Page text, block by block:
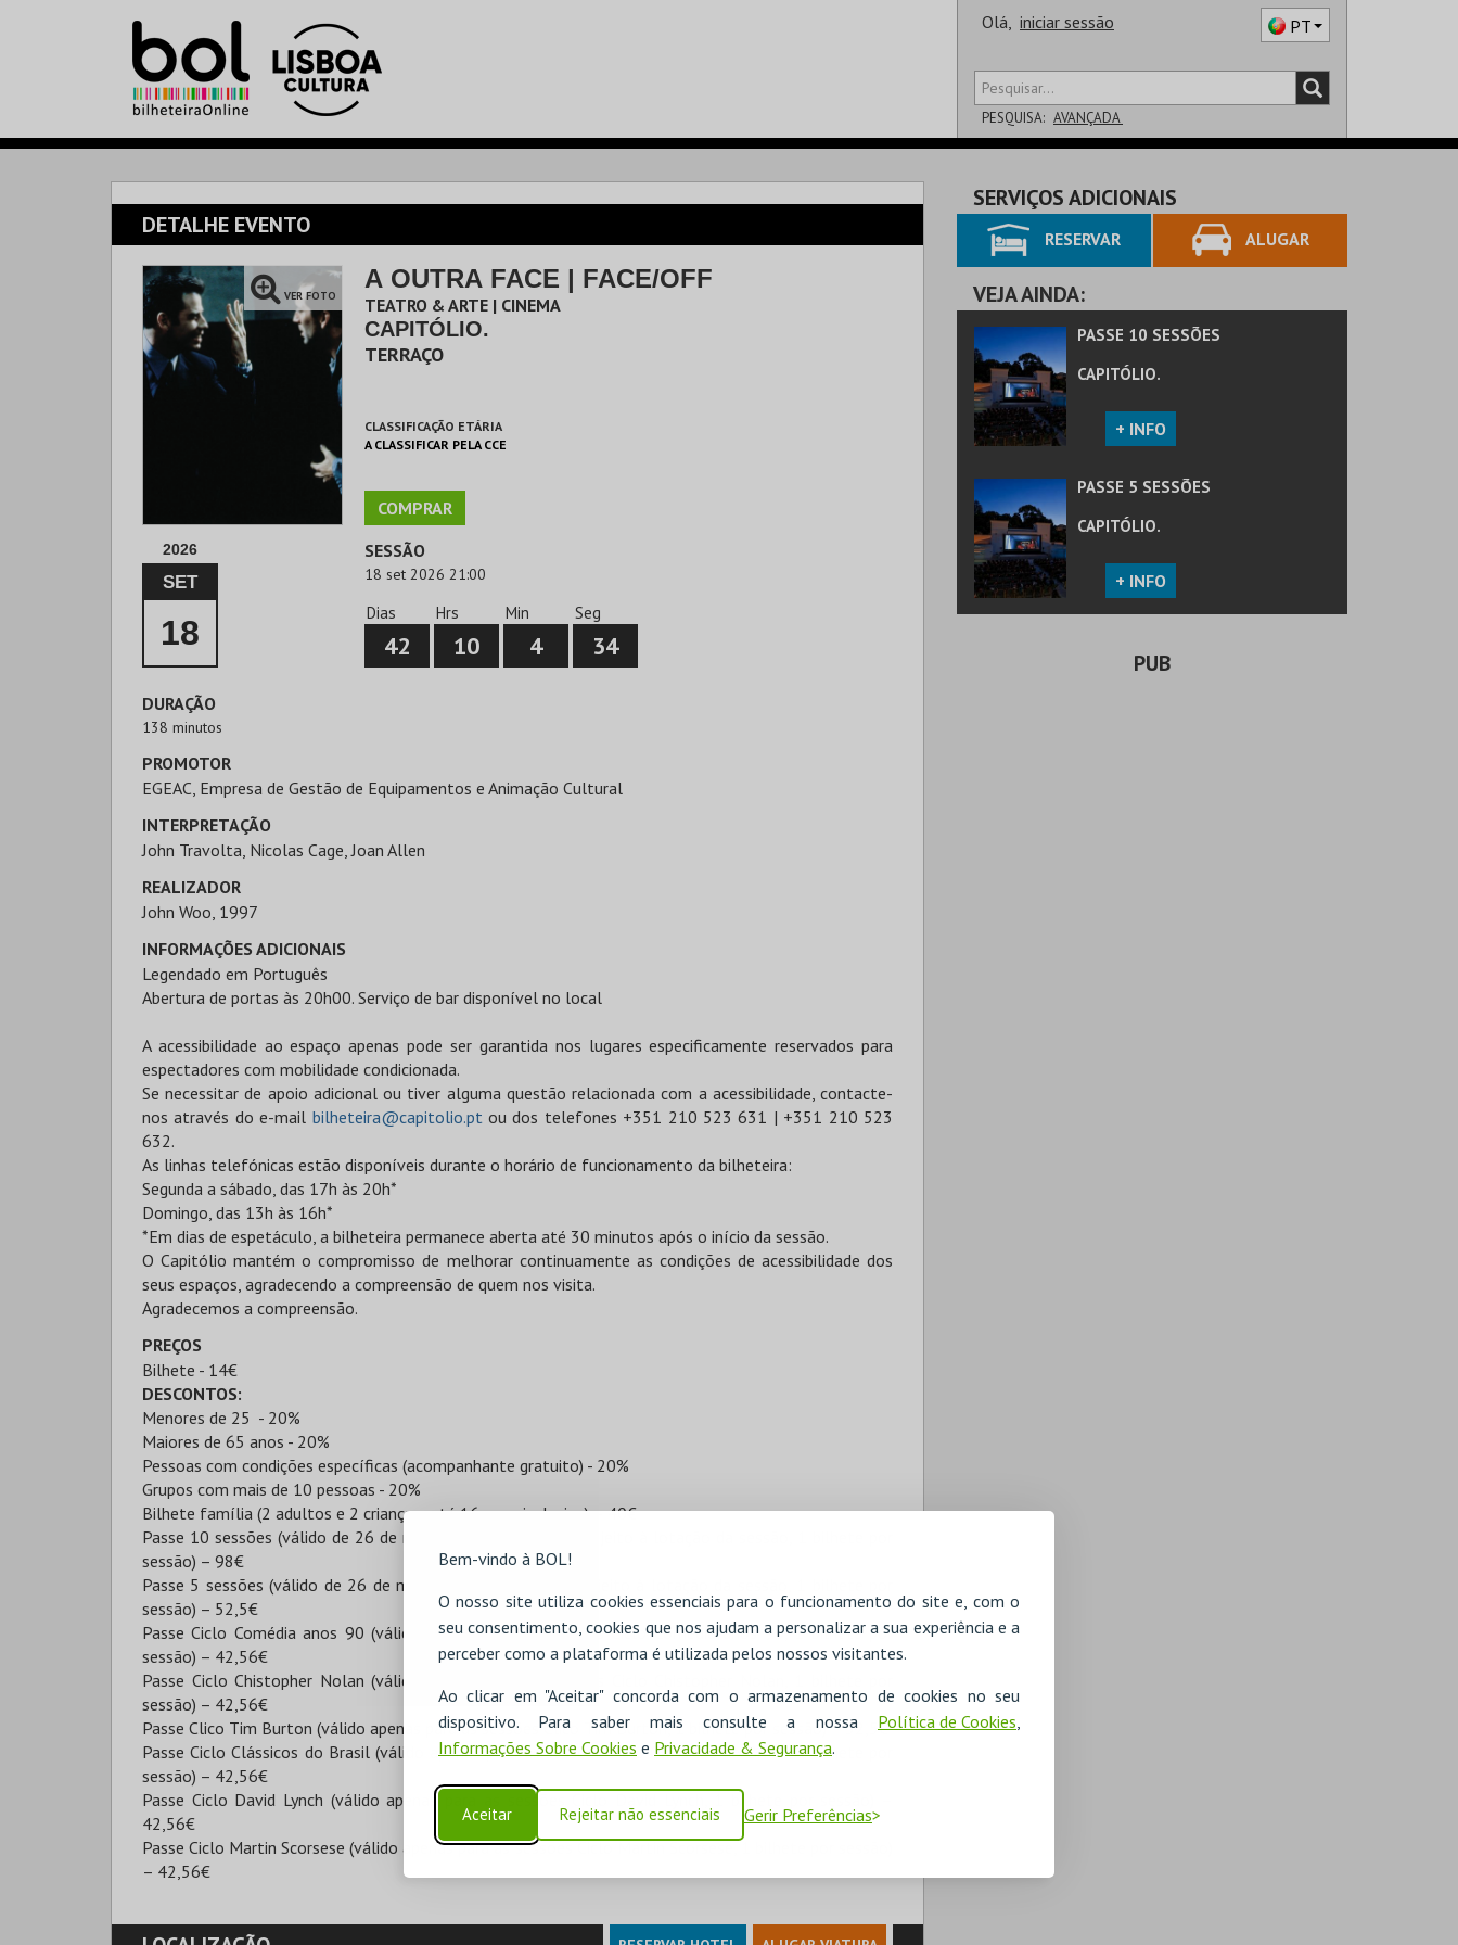
Bem-vindo à BOL!
O nosso site utiliza cookies essenciais para o funcionamento do site e, com o
seu consentimento, cookies que nos ajudam a personalizar a sua experiência e a
perceber como a plataforma é utilizada pelos nossos visitantes.
Ao clicar em "Aceitar" concorda com o armazenamento de cookies no seu
dispositivo. Para saber mais consulte a nossa Política de Cookies,
Informações Sobre Cookies e Privacidade & Segurança.
Aceitar Rejeitar não essenciais Gerir Preferências
Olá, iniciar sessão PT
PESQUISA: AVANÇADA
SALA
DETALHE EVENTO
VER FOTO
A OUTRA FACE | FACE/OFF
TEATRO & ARTE | CINEMA
CAPITÓLIO.
TERRAÇO
CLASSIFICAÇÃO ETÁRIA
A CLASSIFICAR PELA CCE
COMPRAR
2026
SET
18
SESSÃO
18 set 2026 21:00
Dias
42
Hrs
10
Min
4
Seg
33
DURAÇÃO
138 minutos
PROMOTOR
EGEAC, Empresa de Gestão de Equipamentos e Animação Cultural
INTERPRETAÇÃO
John Travolta, Nicolas Cage, Joan Allen
REALIZADOR
John Woo, 1997
INFORMAÇÕES ADICIONAIS
Legendado em Português
Abertura de portas às 20h00. Serviço de bar disponível no local
A acessibilidade ao espaço apenas pode ser garantida nos lugares especificamente reservados para
espectadores com mobilidade condicionada.
Se necessitar de apoio adicional ou tiver alguma questão relacionada com a acessibilidade, contacte-
nos através do e-mail bilheteira@capitolio.ptou dos telefones +351 210 523 631 | +351 210 523
632.
As linhas telefónicas estão disponíveis durante o horário de funcionamento da bilheteira:
Segunda a sábado, das 17h às 20h*
Domingo, das 13h às 16h*
*Em dias de espetáculo, a bilheteira permanece aberta até 30 minutos após o início da sessão.
O Capitólio mantém o compromisso de melhorar continuamente as condições de acessibilidade dos
seus espaços, agradecendo a compreensão de quem nos visita.
Agradecemos a compreensão.
PREÇOS
Bilhete - 14€
DESCONTOS:
Menores de 25 - 20%
Maiores de 65 anos - 20%
Pessoas com condições específicas (acompanhante gratuito) - 20%
Grupos com mais de 10 pessoas - 20%
Bilhete família (2 adultos e 2 crianças -até 16 anos inclusive) – 40€
Passe 10 sessões (válido de 26 de maio a 25 de setembro, sujeito à lotação da sessão, 1 bilhete por
sessão) – 98€
Passe 5 sessões (válido de 26 de maio a 25 de setembro, sujeito à lotação da sessão, 1 bilhete por
sessão) – 52,5€
Passe Ciclo Comédia anos 90 (válido apenas para as sessões Ciclo Comédia anos 90, 1 bilhete por
sessão) – 42,56€
Passe Ciclo Chistopher Nolan (válido apenas para as sessões Ciclo Chistopher Nolan, 1 bilhete por
sessão) – 42,56€
Passe Clico Tim Burton (válido apenas para as sessões Clico Tim Burton, 1 bilhete por sessão) – 52,5€
Passe Ciclo Clássicos do Brasil (válido apenas para as sessões Ciclo Clássicos do Brasil, 1 bilhete por
sessão) – 42,56€
Passe Ciclo David Lynch (válido apenas para as sessões Ciclo David Lynch, 1 bilhete por sessão) –
42,56€
Passe Ciclo Martin Scorsese (válido apenas para as sessões Ciclo Martin Scorsese, 1 bilhete por sessão)
– 42,56€
SERVIÇOS ADICIONAIS
RESERVAR ALUGAR
VEJA AINDA:
PASSE 10 SESSÕES
CAPITÓLIO.
+ INFO
PASSE 5 SESSÕES
CAPITÓLIO.
+ INFO
PUB